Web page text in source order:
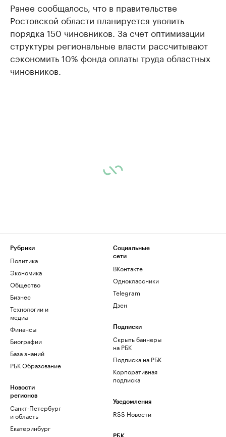
Ранее сообщалось, что в правительстве
Ростовской области планируется уволить
порядка 150 чиновников. За счет оптимизации
структуры региональные власти рассчитывают
сэкономить 10% фонда оплаты труда областных
чиновников.
Рубрики
Политика
Экономика
Общество
Бизнес
Технологии и
медиа
Финансы
Биографии
База знаний
РБК Образование
Новости
регионов
Санкт-Петербург
и область
Екатеринбург
Социальные
сети
ВКонтакте
Одноклассники
Telegram
Дзен
Подписки
Скрыть баннеры
на РБК
Подписка на РБК
Корпоративная
подписка
Уведомления
RSS Новости